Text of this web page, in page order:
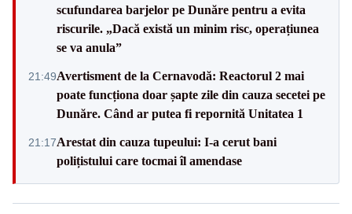
scufundarea barjelor pe Dunăre pentru a evita
riscurile. „Dacă există un minim risc, operațiunea
se va anula”
21:49Avertisment de la Cernavodă: Reactorul 2 mai
poate funcționa doar șapte zile din cauza secetei pe
Dunăre. Când ar putea fi repornită Unitatea 1
21:17Arestat din cauza tupeului: I-a cerut bani
polițistului care tocmai îl amendase